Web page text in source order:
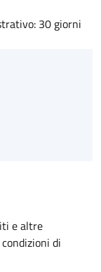
30 giorni
e altre
di